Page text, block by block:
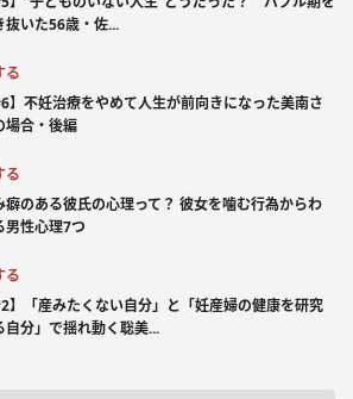
抜いた56歳・佐...
る
】不妊治療をやめて人生が前向きになった美南さ
場合・後編
る
癖のある彼氏の心理って？ 彼女を噛む行為からわ
男性心理7つ
る
】「産みたくない自分」と「妊産婦の健康を研究
自分」で揺れ動く聡美...